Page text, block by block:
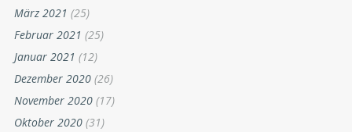
März 2021 (25)
Februar 2021 (25)
Januar 2021 (12)
Dezember 2020 (26)
November 2020 (17)
Oktober 2020 (31)